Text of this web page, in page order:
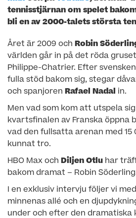
tennisstjärnan om spelet
bli en av 2000-talets största
Året är 2009 och Robin
världen går in på det röda
Philippe-Chatrier. Efter
fulla stöd bakom sig, stegar
och spanjoren Rafael Nadal in.
Men vad som kom att utspela
kvartsfinalen av Franska öppna
vad den fullsatta arenan med 15
kunnat tro.
HBO Max och Diljen Otlu har
bakom dramat – Robin
I en exklusiv intervju följer vi
minnenas allé och en
under och efter den dramatiska